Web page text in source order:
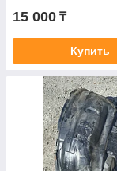
15 000 ₸
Купить